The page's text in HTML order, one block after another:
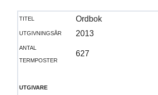
titel
Ordbok
utgivningsår
2013
antal
termposter
627
utgivare